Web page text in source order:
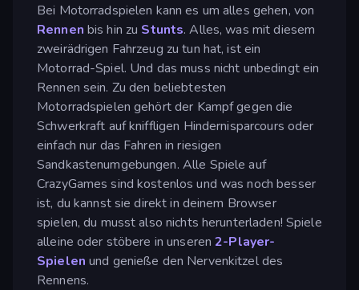
Bei Motorradspielen kann es um alles gehen, von
Rennen bis hin zu Stunts. Alles, was mit diesem
zweirädrigen Fahrzeug zu tun hat, ist ein
Motorrad-Spiel. Und das muss nicht unbedingt ein
Rennen sein. Zu den beliebtesten
Motorradspielen gehört der Kampf gegen die
Schwerkraft auf kniffligen Hindernisparcours oder
einfach nur das Fahren in riesigen
Sandkastenumgebungen. Alle Spiele auf
CrazyGames sind kostenlos und was noch besser
ist, du kannst sie direkt in deinem Browser
spielen, du musst also nichts herunterladen! Spiele
alleine oder stöbere in unseren2-Player-
Spielen und genieße den Nervenkitzel des
Rennens.